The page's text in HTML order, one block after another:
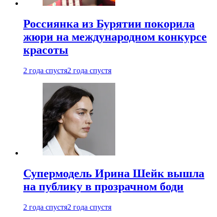
Россиянка из Бурятии покорила
жюри на международном конкурсе
красоты
2 года спустя2 года спустя
Супермодель Ирина Шейк вышла
на публику в прозрачном боди
2 года спустя2 года спустя